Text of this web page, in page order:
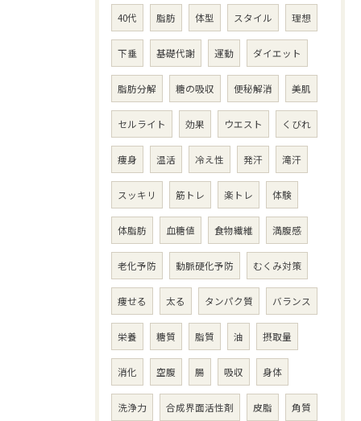
40代 脂肪 体型 スタイル 理想
下垂 基礎代謝 運動 ダイエット
脂肪分解 糖の吸収 便秘解消 美肌
セルライト 効果 ウエスト くびれ
痩身 温活 冷え性 発汗 滝汗
スッキリ 筋トレ 楽トレ 体験
体脂肪 血糖値 食物繊維 満腹感
老化予防 動脈硬化予防 むくみ対策
痩せる 太る タンパク質 バランス
栄養 糖質 脂質 油 摂取量
消化 空腹 腸 吸収 身体
洗浄力 合成界面活性剤 皮脂 角質